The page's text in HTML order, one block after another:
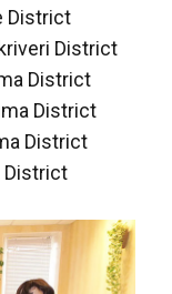
District
District
District
District
District
District